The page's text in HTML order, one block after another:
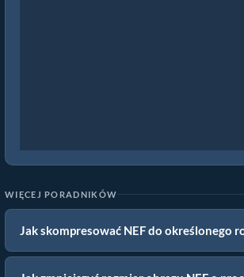
WIĘCEJ PORADNIKÓW
Jak skompresować NEF do określonego